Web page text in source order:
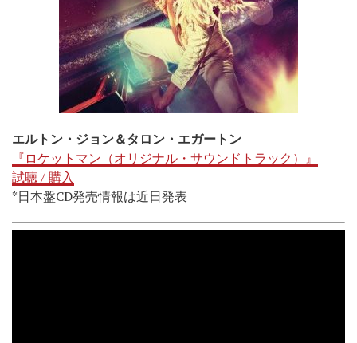
エルトン・ジョン＆タロン・エガートン
『ロケットマン（オリジナル・サウンドトラック）』
試聴 / 購入
*日本盤CD発売情報は近日発表